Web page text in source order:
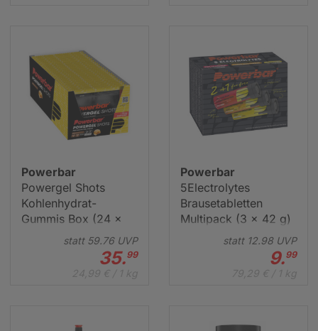
Powerbar
Powergel Original Energy-Gel Box (24 x 41 g)
59.76UVP
36. 99 €
Powerbar
Powergel Shots
Kohlenhydrat-
Gummis Box (24 x
statt 59.76UVP
35.99
Powerbar
5Electrolytes
Brausetabletten
Multipack (3 x 42 g)
statt 12.98 UVP
9.99